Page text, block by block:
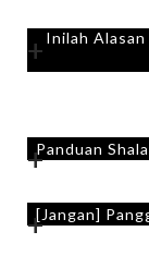
+ Inilah Alasan
+Panduan
+[Jangan]